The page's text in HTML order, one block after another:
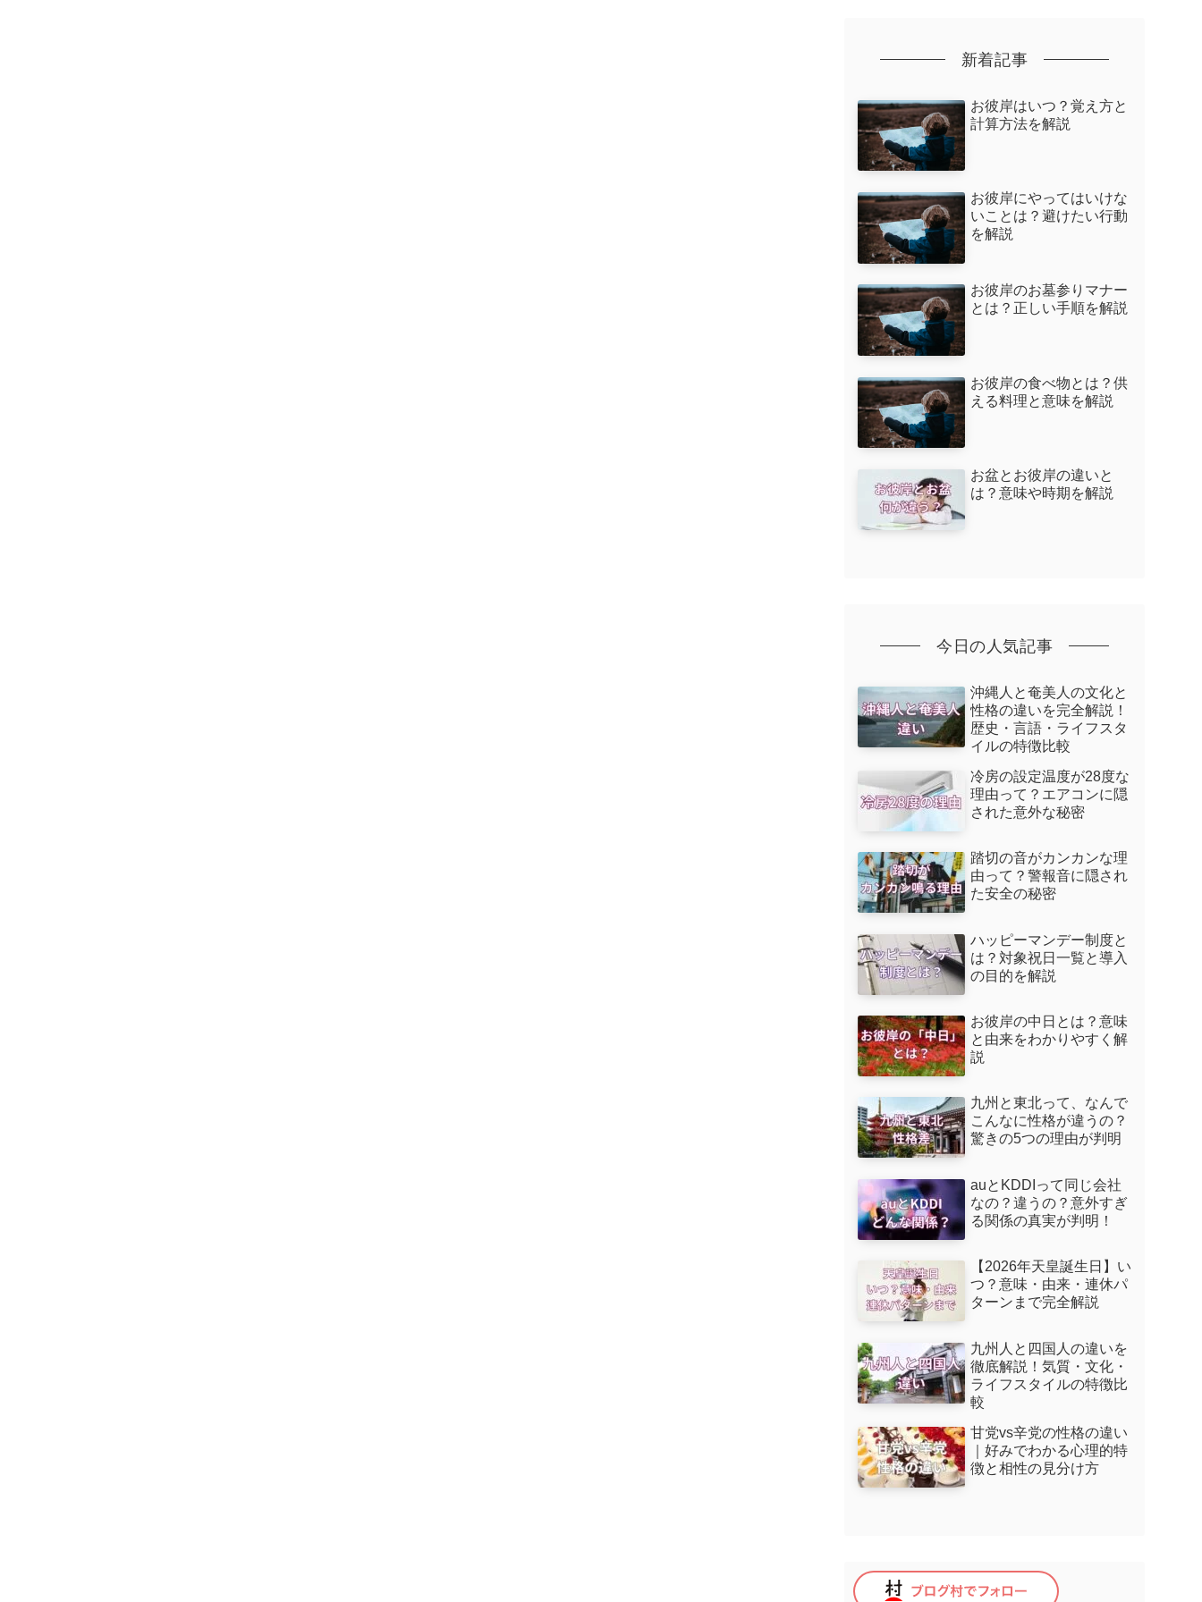
新着記事
お彼岸はいつ？覚え方と
計算方法を解説
お彼岸にやってはいけな
いことは？避けたい行動
を解説
お彼岸のお墓参りマナー
とは？正しい手順を解説
お彼岸の食べ物とは？供
える料理と意味を解説
お盆とお彼岸の違いと
は？意味や時期を解説
今日の人気記事
沖縄人と奄美人の文化と
性格の違いを完全解説！
歴史・言語・ライフスタ
イルの特徴比較
冷房の設定温度が28度な
理由って？エアコンに隠
された意外な秘密
踏切の音がカンカンな理
由って？警報音に隠され
た安全の秘密
ハッピーマンデー制度と
は？対象祝日一覧と導入
の目的を解説
お彼岸の中日とは？意味
と由来をわかりやすく解
説
九州と東北って、なんで
こんなに性格が違うの？
驚きの5つの理由が判明
auとKDDIって同じ会社
なの？違うの？意外すぎ
る関係の真実が判明！
【2026年天皇誕生日】い
つ？意味・由来・連休パ
ターンまで完全解説
九州人と四国人の違いを
徹底解説！気質・文化・
ライフスタイルの特徴比
較
甘党vs辛党の性格の違い
｜好みでわかる心理的特
徴と相性の見分け方